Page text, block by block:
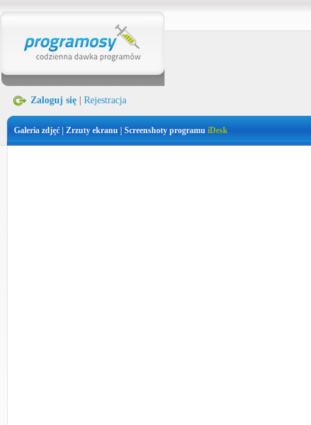
Zaloguj się Rejestracja
Galeria zdjęć | Zrzuty ekranu | Screenshoty programu iDesk